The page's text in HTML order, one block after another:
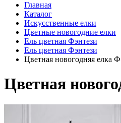
Главная
Каталог
Искусственные елки
Цветные новогодние елки
Ель цветная Фэнтези
Ель цветная Фэнтези
Цветная новогодняя
Цветная